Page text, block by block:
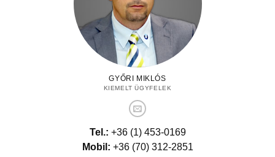
GYŐRI MIKLÓS
KIEMELT ÜGYFELEK
Tel.: +36 (1) 453-0169
Mobil: +36 (70) 312-2851